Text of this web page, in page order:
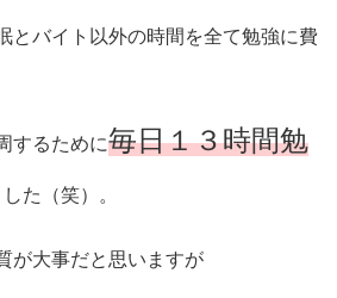
とバイト以外の時間を全て勉強に費
するために毎日１３時間勉
た（笑）。
が大事だと思いますが